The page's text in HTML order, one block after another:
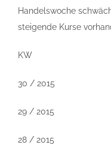
Handelswoche
steigende Kurse
KW
30 / 2015
29 / 2015
28 / 2015